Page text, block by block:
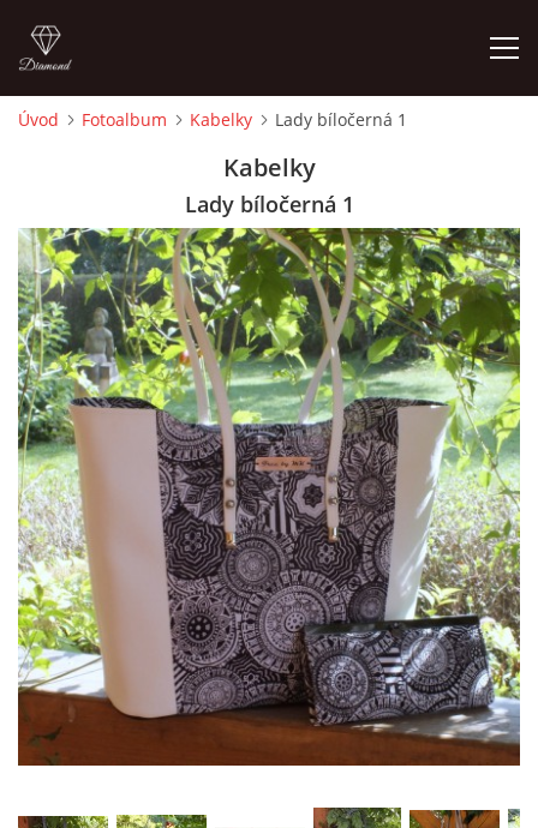
CEDULKY
MOJE POSLEDNÍ PRÁCE
jk-laguna@seznam.cz
© 2025 eStránky.cz
Úvod Fotoalbum Kabelky Lady bíločerná 1
Kabelky
Lady bíločerná 1